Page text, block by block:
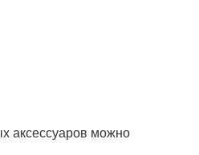
аксессуаров можно